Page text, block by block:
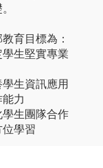
育目標為：
學生堅實專業
學生資訊應用
力
學生團隊合作
學習